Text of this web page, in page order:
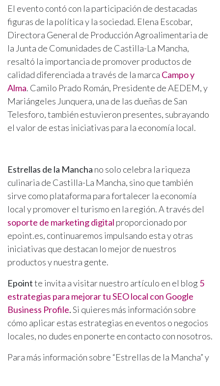
El evento contó con la participación de destacadas
figuras de la política y la sociedad. Elena Escobar,
Directora General de Producción Agroalimentaria de
la Junta de Comunidades de Castilla-La Mancha,
resaltó la importancia de promover productos de
calidad diferenciada a través de la marca Campo y
Alma. Camilo Prado Román, Presidente de AEDEM, y
Mariángeles Junquera, una de las dueñas de San
Telesforo, también estuvieron presentes, subrayando
el valor de estas iniciativas para la economía local.
Estrellas de la Mancha no solo celebra la riqueza
culinaria de Castilla-La Mancha, sino que también
sirve como plataforma para fortalecer la economía
local y promover el turismo en la región. A través del
soporte de marketing digital proporcionado por
epoint.es, continuaremos impulsando esta y otras
iniciativas que destacan lo mejor de nuestros
productos y nuestra gente.
Epointte invita a visitar nuestro artículo en el blog 5
estrategias para mejorar tu SEO local con Google
Business Profile.Si quieres más información sobre
cómo aplicar estas estrategias en eventos o negocios
locales, no dudes en ponerte en contacto con nosotros.
Para más información sobre “Estrellas de la Mancha” y